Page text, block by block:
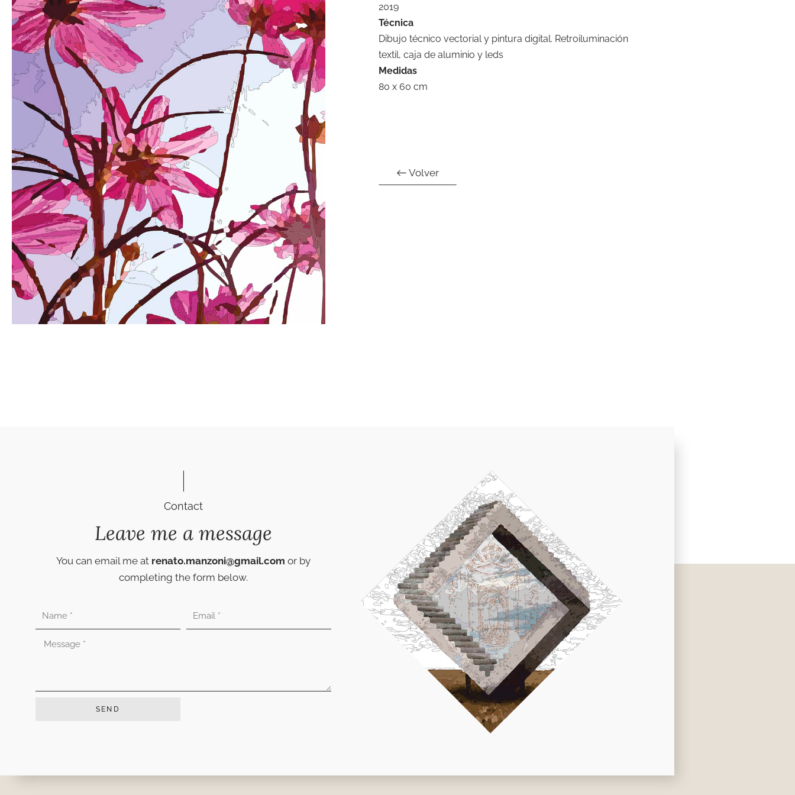
2019
Técnica
Dibujo técnico vectorial y pintura digital. Retroiluminación
textil, caja de aluminio y leds
Medidas
80 x 60 cm
Volver
Contact
Leave me a message
You can email me at renato.manzoni@gmail.com or by
completing the form below.
Nombre
Correo
electrónico
Mensaje
SEND